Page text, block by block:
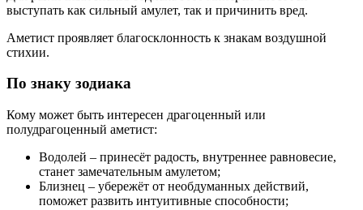
выступать как сильный амулет, так и причинить вред.
Аметист проявляет благосклонность к знакам воздушной
стихии.
По знаку зодиака
Кому может быть интересен драгоценный или
полудрагоценный аметист:
Водолей – принесёт радость, внутреннее равновесие,
станет замечательным амулетом;
Близнец – убережёт от необдуманных действий,
поможет развить интуитивные способности;